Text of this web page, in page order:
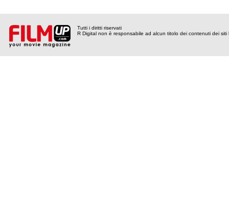
Tutti i diritti riservati
R Digital non è responsabile ad alcun titolo dei contenuti dei siti